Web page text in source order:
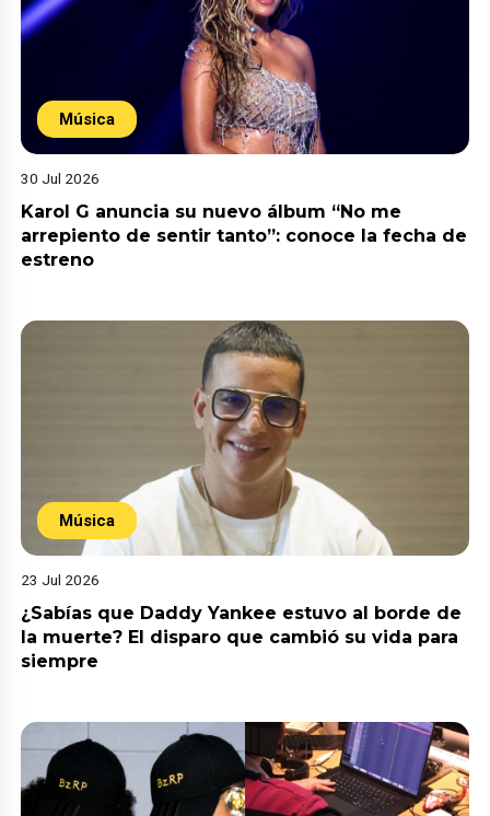
Música
30 Jul 2026
Karol G anuncia su nuevo álbum “No me
arrepiento de sentir tanto”: conoce la fecha de
estreno
Música
23 Jul 2026
¿Sabías que Daddy Yankee estuvo al borde de
la muerte? El disparo que cambió su vida para
siempre